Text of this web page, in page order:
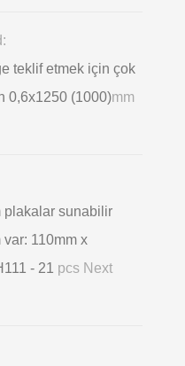
teklif etmek için çok
0,6х1250 (1000)mm
plakalar sunabilir
var: 110mm x
- 21 pcs Next